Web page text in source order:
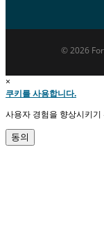
© 2026
×
쿠키를 사용합니다.
사용자 경험을 향상시키기
동의